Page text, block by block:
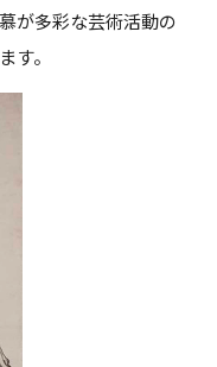
が多彩な芸術活動の
す。